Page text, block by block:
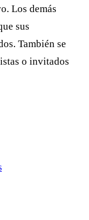
Los demás
sus
También se
o invitados